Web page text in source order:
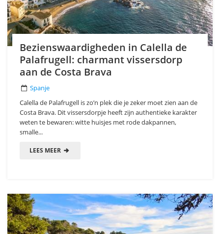
Bezienswaardigheden in Calella de
Palafrugell: charmant vissersdorp
aan de Costa Brava
Spanje
Calella de Palafrugell is zo’n plek die je zeker moet zien aan de
Costa Brava. Dit vissersdorpje heeft zijn authentieke karakter
weten te bewaren: witte huisjes met rode dakpannen,
smalle...
LEES MEER